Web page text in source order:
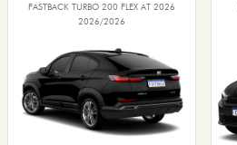
FASTBACK TURBO 200 FLEX AT 2026
2026/2026